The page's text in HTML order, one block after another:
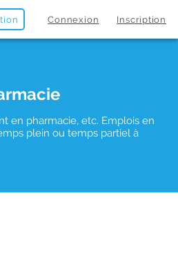
Connexion Inscription
en pharmacie, etc. Emplois en
plein ou temps partiel à